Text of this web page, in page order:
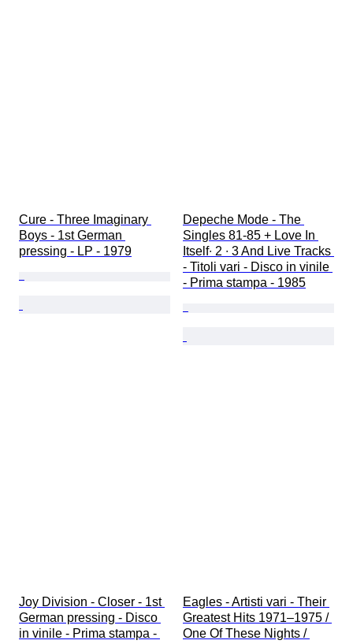
Cure - Three Imaginary
Boys - 1st German
pressing - LP - 1979
Depeche Mode - The
Singles 81-85 + Love In
Itself∙ 2 ∙ 3 And Live Tracks
- Titoli vari - Disco in vinile
- Prima stampa - 1985
Joy Division - Closer - 1st
German pressing - Disco
in vinile - Prima stampa -
Eagles - Artisti vari - Their
Greatest Hits 1971–1975 /
One Of These Nights /